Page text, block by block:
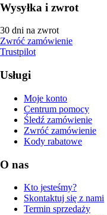
Wysyłka i zwrot
30 dni na zwrot
Zwróć zamówienie
Trustpilot
Usługi
Moje konto
Centrum pomocy
Śledź zamówienie
Zwróć zamówienie
Kody rabatowe
O nas
Kto jesteśmy?
Skontaktuj się z nami
Termin sprzedaży